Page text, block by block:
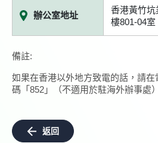
辦公室地址
香港黃竹坑
樓801-04室
備註:
如果在香港以外地方致電的話，請
碼「852」（不適用於駐海外辦事處
返回